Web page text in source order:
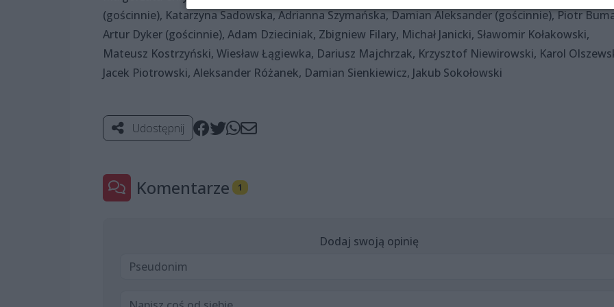
(gościnnie), Katarzyna Sadowska, Adrianna Szymańska, Damian Aleksander (gościnnie), Piotr
Artur Dyker (gościnnie), Adam Dzieciniak, Zbigniew Filary, Michał Janicki, Sławomir Kołakowski,
Mateusz Kostrzyński, Wiesław Łągiewka, Dariusz Majchrzak, Krzysztof Niewirowski, Karol
Jacek Piotrowski, Aleksander Różanek, Damian Sienkiewicz, Jakub Sokołowski
Udostępnij
Komentarze 1
Dodaj swoją opinię